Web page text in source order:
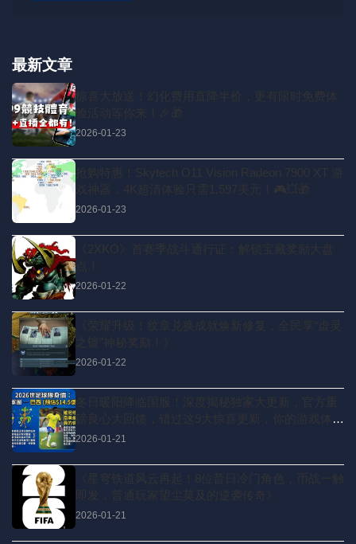
最新文章
惊喜大放送！幻化费用直降半价，更有限时免费体
验活动等你来！🎉🎁
2026-01-23
抢购特惠！Skytech O11 Vision Radeon 7900 XT 游
戏神器，4K超清体验只需1,597美元！🎮💥🎁
2026-01-23
《2XKO》首赛季战斗通行证：解锁宝藏奖励大盘
点！
2026-01-22
《荣耀升级！纹章兑换成就焕新修复，全民享“虚灵
之镀”神秘奖励！》
2026-01-22
冬日暖阳降临国服！深度揭秘独家大更新，官方重
磅良心大回馈，错过这9大惊喜更新，你的游戏体验
就亏大了！🌞🔥
2026-01-21
《星穹铁道风云再起！8位昔日冷门角色，币战一触
即发，普通玩家望尘莫及的逆袭传奇》
2026-01-21